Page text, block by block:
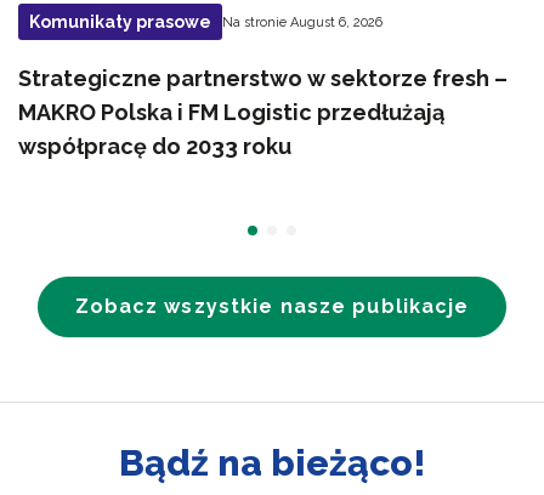
Komunikaty prasowe Na stronie August 6, 2026
Strategiczne partnerstwo w sektorze fresh –
MAKRO Polska i FM Logistic przedłużają
współpracę do 2033 roku
Zobacz wszystkie nasze publikacje
Bądź na bieżąco!